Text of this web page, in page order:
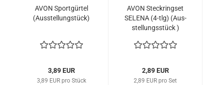
AVON Sport­gür­tel
(Aus­stel­lung­stück)
3,89 EUR
3,89 EUR pro Stück
AVON Steck­rings­et
SE­LE­NA (4-tlg) (Aus­
stel­lungs­stück )
2,89 EUR
2,89 EUR pro Set